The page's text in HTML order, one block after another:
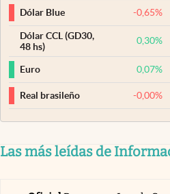
Dólar Blue -0,65%
Dólar CCL (GD30,
48 hs)
0,30%
Euro 0,07%
Real brasileño -0,00%
Las más leídas de